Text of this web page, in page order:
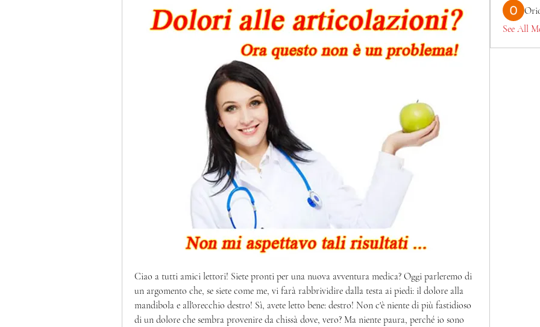
Ciao a tutti amici lettori! Siete pronti per una nuova avventura medica? Oggi parleremo di
un argomento che, se siete come me, vi farà rabbrividire dalla testa ai piedi: il dolore alla
mandibola e all'orecchio destro! Sì, avete letto bene: destro! Non c'è niente di più fastidioso
di un dolore che sembra provenire da chissà dove, vero? Ma niente paura, perché io sono
See All